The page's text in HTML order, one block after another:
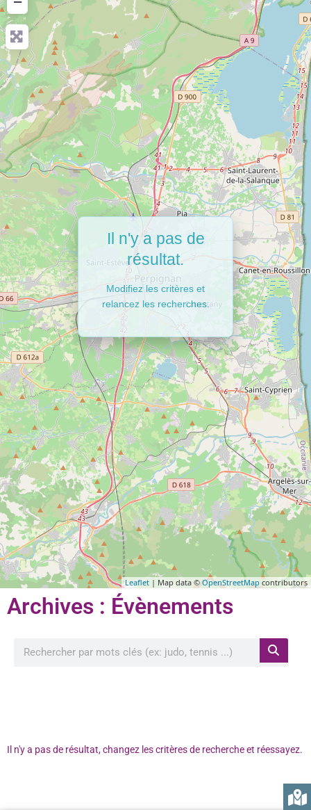
Leaflet | Map data ©OpenStreetMap contributors
Il n'y a pas de
résultat.
Modifiez les critères et
relancez les recherches.
Archives : Évènements
Il n'y a pas de résultat, changez les critères de recherche et réessayez.